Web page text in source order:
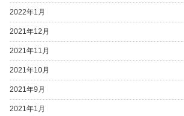
2022年1月
2021年12月
2021年11月
2021年10月
2021年9月
2021年1月